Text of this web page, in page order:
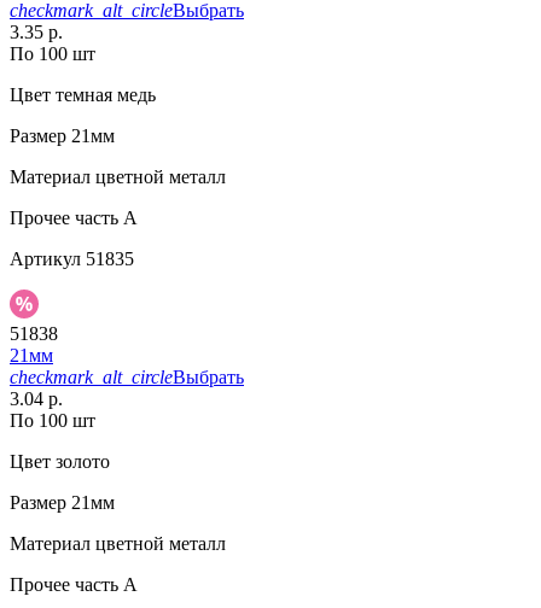
checkmark_alt_circleВыбрать
3.35 р.
По 100 шт
Цвет темная медь
Размер 21мм
Материал цветной металл
Прочее часть A
Артикул 51835
51838
21мм
checkmark_alt_circleВыбрать
3.04 р.
По 100 шт
Цвет золото
Размер 21мм
Материал цветной металл
Прочее часть A